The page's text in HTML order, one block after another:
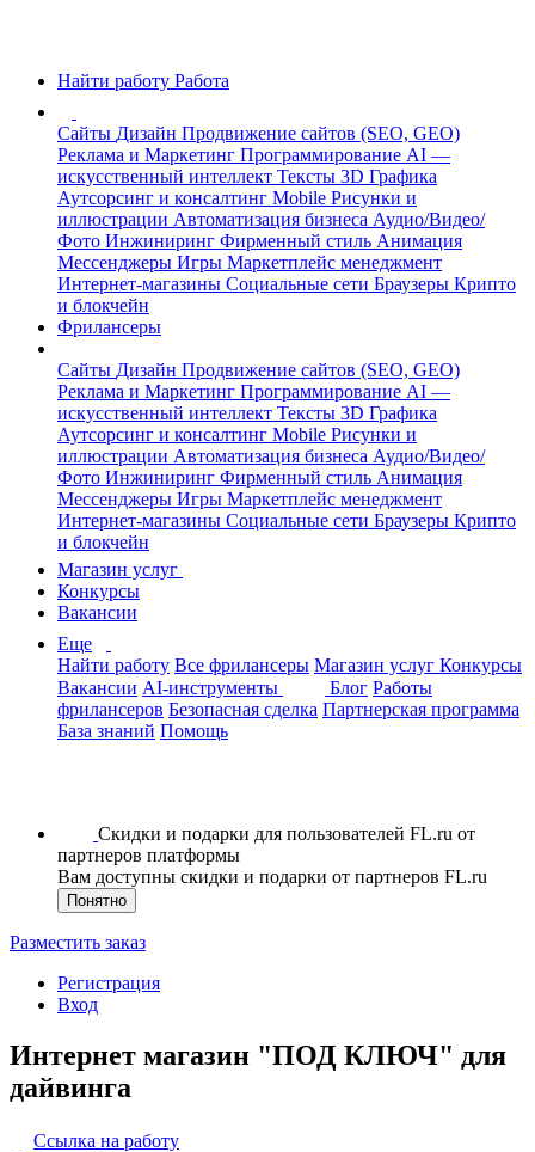
Найти работу Работа
Сайты Дизайн Продвижение сайтов (SEO, GEO)
Реклама и Маркетинг Программирование AI —
искусственный интеллект Тексты 3D Графика
Аутсорсинг и консалтинг Mobile Рисунки и
иллюстрации Автоматизация бизнеса Аудио/Видео/
Фото Инжиниринг Фирменный стиль Анимация
Мессенджеры Игры Маркетплейс менеджмент
Интернет-магазины Социальные сети Браузеры Крипто
и блокчейн
Фрилансеры
Сайты Дизайн Продвижение сайтов (SEO, GEO)
Реклама и Маркетинг Программирование AI —
искусственный интеллект Тексты 3D Графика
Аутсорсинг и консалтинг Mobile Рисунки и
иллюстрации Автоматизация бизнеса Аудио/Видео/
Фото Инжиниринг Фирменный стиль Анимация
Мессенджеры Игры Маркетплейс менеджмент
Интернет-магазины Социальные сети Браузеры Крипто
и блокчейн
Магазин услуг
Конкурсы
Вакансии
Еще
Найти работу Все фрилансеры Магазин услуг Конкурсы
Вакансии AI-инструменты Блог Работы
фрилансеров Безопасная сделка Партнерская программа
База знаний Помощь
Скидки и подарки для пользователей FL.ru от
партнеров платформы
Вам доступны скидки и подарки от партнеров FL.ru
Понятно
Разместить заказ
Регистрация
Вход
Интернет магазин "ПОД КЛЮЧ" для
дайвинга
Ссылка на работу